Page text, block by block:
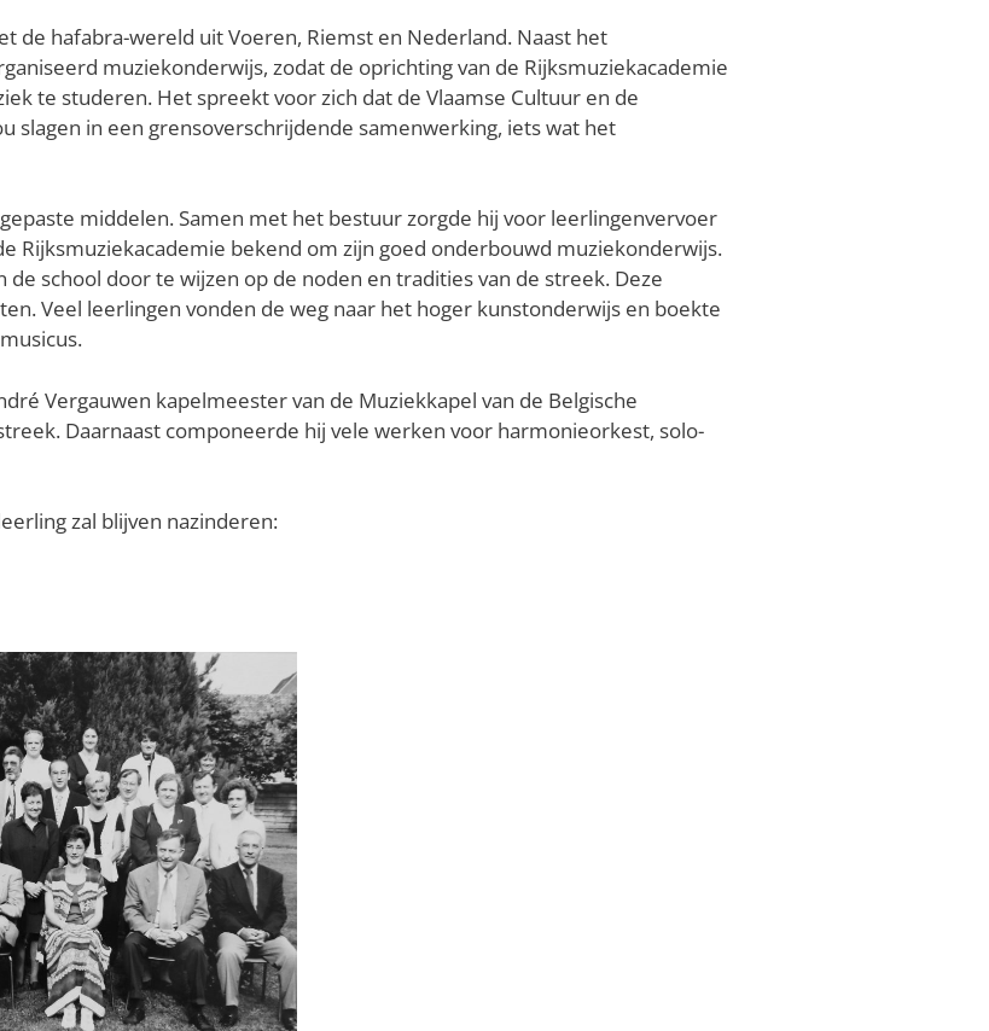
de hafabra-wereld uit Voeren, Riemst en Nederland. Naast het
muziekonderwijs, zodat de oprichting van de Rijksmuziekacademie
te studeren. Het spreekt voor zich dat de Vlaamse Cultuur en de
slagen in een grensoverschrijdende samenwerking, iets wat het
middelen. Samen met het bestuur zorgde hij voor leerlingenvervoer
Rijksmuziekacademie bekend om zijn goed onderbouwd muziekonderwijs.
school door te wijzen op de noden en tradities van de streek. Deze
Veel leerlingen vonden de weg naar het hoger kunstonderwijs en boekte
Vergauwen kapelmeester van de Muziekkapel van de Belgische
Daarnaast componeerde hij vele werken voor harmonieorkest, solo-
zal blijven nazinderen: